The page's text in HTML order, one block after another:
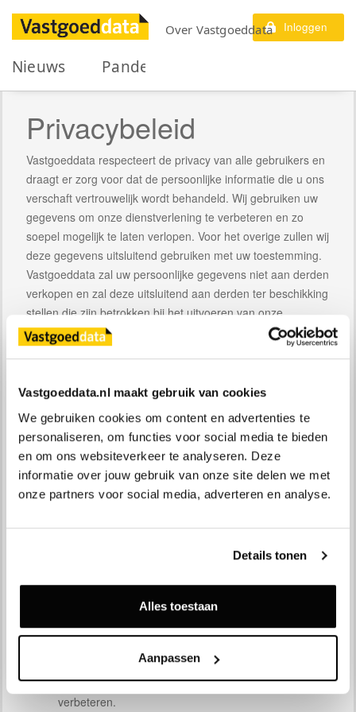
Vastgoeddata.nl maakt gebruik van cookies
We gebruiken cookies om content en advertenties te
personaliseren, om functies voor social media te bieden
en om ons websiteverkeer te analyseren. Deze
informatie over jouw gebruik van onze site delen we met
onze partners voor social media, adverteren en analyse.
Details tonen
Alles toestaan
Aanpassen
Over Vastgoeddata Inloggen
Nieuws Panden
Privacybeleid
Vastgoeddata respecteert de privacy van alle gebruikers en
draagt er zorg voor dat de persoonlijke informatie die u ons
verschaft vertrouwelijk wordt behandeld. Wij gebruiken uw
gegevens om onze dienstverlening te verbeteren en zo
soepel mogelijk te laten verlopen. Voor het overige zullen wij
deze gegevens uitsluitend gebruiken met uw toestemming.
Vastgoeddata zal uw persoonlijke gegevens niet aan derden
verkopen en zal deze uitsluitend aan derden ter beschikking
stellen die zijn betrokken bij het uitvoeren van onze
dienstverlening. Onze werknemers en door ons
ingeschakelde derden zijn verplicht om de vertrouwelijkheid
verzamelde gegevens om gebruikers de volgende diensten
Als u een Vastgoeddata abonnement afsluit, hebben
we uw naam en adres, e-mailadres, telefoonnummer
en betaalgegevens nodig om uw account aan te
maken.
bewaren wij uw gegevens op een beveiligde server. In
uw Vastgoeddata account slaan we informatie op
telefoonnummer en gebruiksgegevens (onder andere
kadastrale kooptransacties en uitgebreide WOZ
waardeklasse informatie).
feedback die we krijgen van onze gebruikers helpen
ons om Vastgoeddata verder te ontwikkelen en te
verbeteren.